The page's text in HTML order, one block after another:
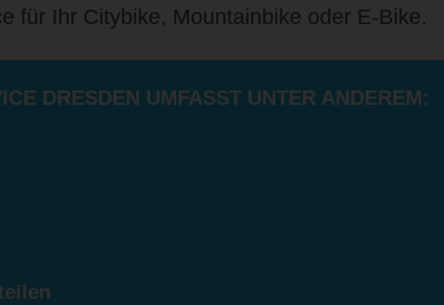
für Ihr Citybike, Mountainbike oder E-Bike.
DRESDEN UMFASST UNTER ANDEREM: